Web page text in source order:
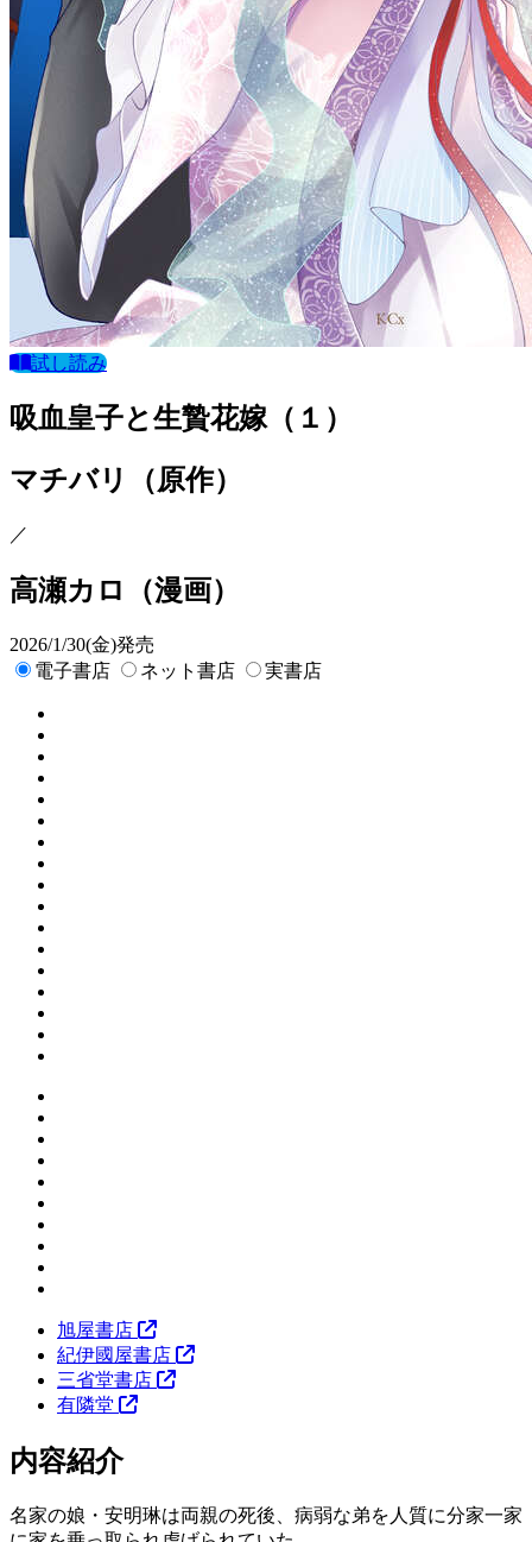
試し読み
吸血皇子と生贄花嫁（１）
マチバリ
（原作）
／
高瀬カロ （漫画）
2026/1/30(金)発売
電子書店
ネット書店 実書店
旭屋書店
紀伊國屋書店
三省堂書店
有隣堂
内容紹介
名家の娘・安明琳は両親の死後、病弱な弟を人質に分家一家